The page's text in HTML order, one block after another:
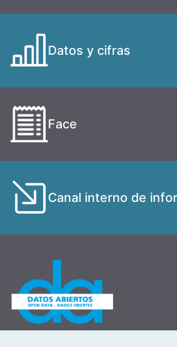
Datos y cifras
Face
Canal interno de